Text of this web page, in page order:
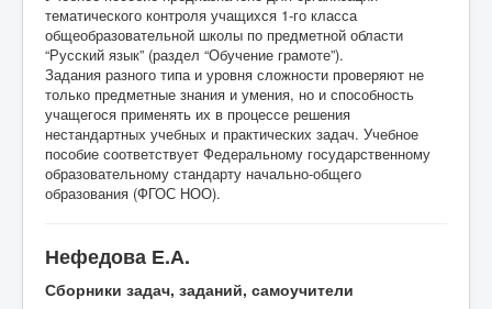
тематического контроля учащихся 1-го класса
общеобразовательной школы по предметной области
“Русский язык” (раздел “Обучение грамоте”).
Задания разного типа и уровня сложности проверяют не
только предметные знания и умения, но и способность
учащегося применять их в процессе решения
нестандартных учебных и практических задач. Учебное
пособие соответствует Федеральному государственному
образовательному стандарту начально-общего
образования (ФГОС НОО).
Нефедова Е.А.
Сборники задач, заданий, самоучители